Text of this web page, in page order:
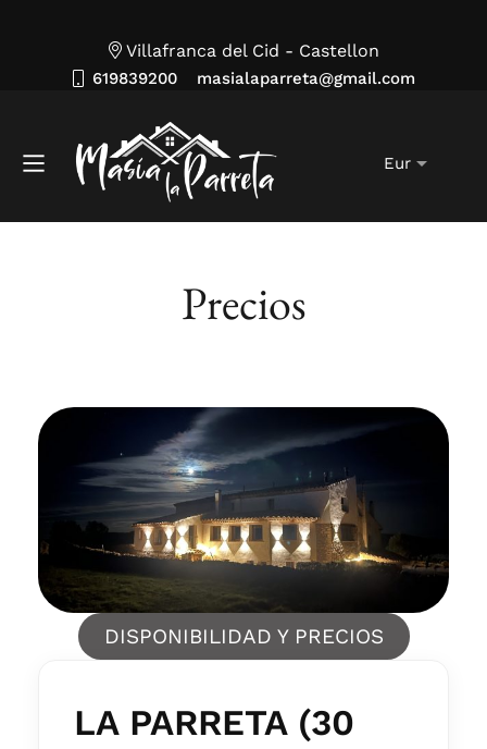
Villafranca del Cid - Castellon
619839200 masialaparreta@gmail.com
Precios
DISPONIBILIDAD Y PRECIOS
LA PARRETA (30